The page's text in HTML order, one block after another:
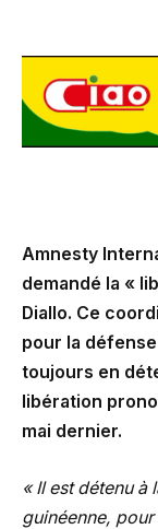
Amnesty
demandé la «
Diallo. Ce
pour la
toujours en
libération
mai dernier.
« Il est détenu à
guinéenne,